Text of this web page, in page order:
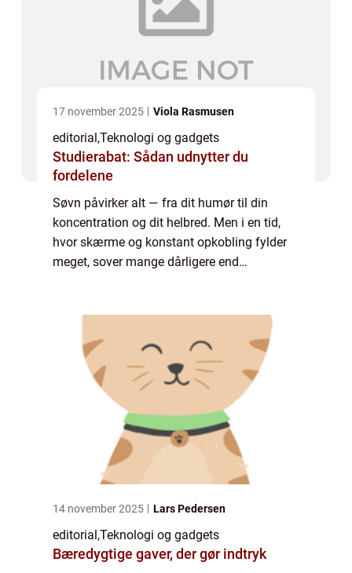
17 november 2025 Viola Rasmusen
editorial,Teknologi og gadgets
Studierabat: Sådan udnytter du
fordelene
Søvn påvirker alt — fra dit humør til din
koncentration og dit helbred. Men i en tid,
hvor skærme og konstant opkobling fylder
meget, sover mange dårligere end
14 november 2025 Lars Pedersen
editorial,Teknologi og gadgets
Bæredygtige gaver, der gør indtryk